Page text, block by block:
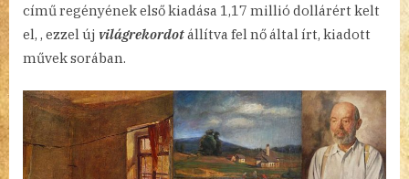
című regényének első kiadása 1,17 millió dollárért kelt
el, , ezzel új világrekordotállítva fel nő által írt, kiadott
művek sorában.